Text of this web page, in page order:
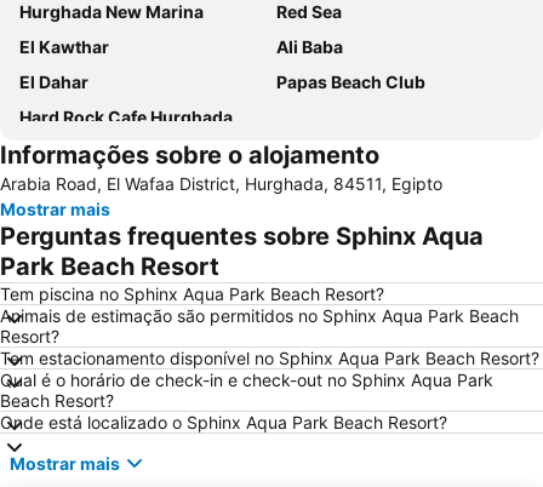
Hurghada New Marina
Red Sea
El Kawthar
Ali Baba
El Dahar
Papas Beach Club
Hard Rock Cafe Hurghada
Informações sobre o alojamento
Arabia Road, El Wafaa District, Hurghada, 84511, Egipto
Mostrar mais
Perguntas frequentes sobre Sphinx Aqua
Park Beach Resort
Tem piscina no Sphinx Aqua Park Beach Resort?
Animais de estimação são permitidos no Sphinx Aqua Park Beach
Resort?
Tem estacionamento disponível no Sphinx Aqua Park Beach Resort?
Qual é o horário de check-in e check-out no Sphinx Aqua Park
Beach Resort?
Onde está localizado o Sphinx Aqua Park Beach Resort?
Mostrar mais